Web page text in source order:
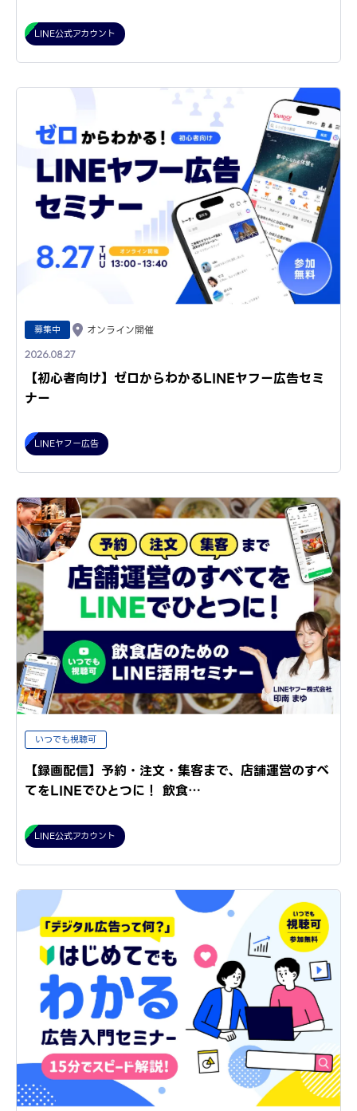
LINE公式アカウント
募集中 オンライン開催
2026.08.27
【初心者向け】ゼロからわかるLINEヤフー広告セミ
ナー
LINEヤフー広告
いつでも視聴可
【録画配信】予約・注文・集客まで、店舗運営のすべ
てをLINEでひとつに！ 飲食…
LINE公式アカウント